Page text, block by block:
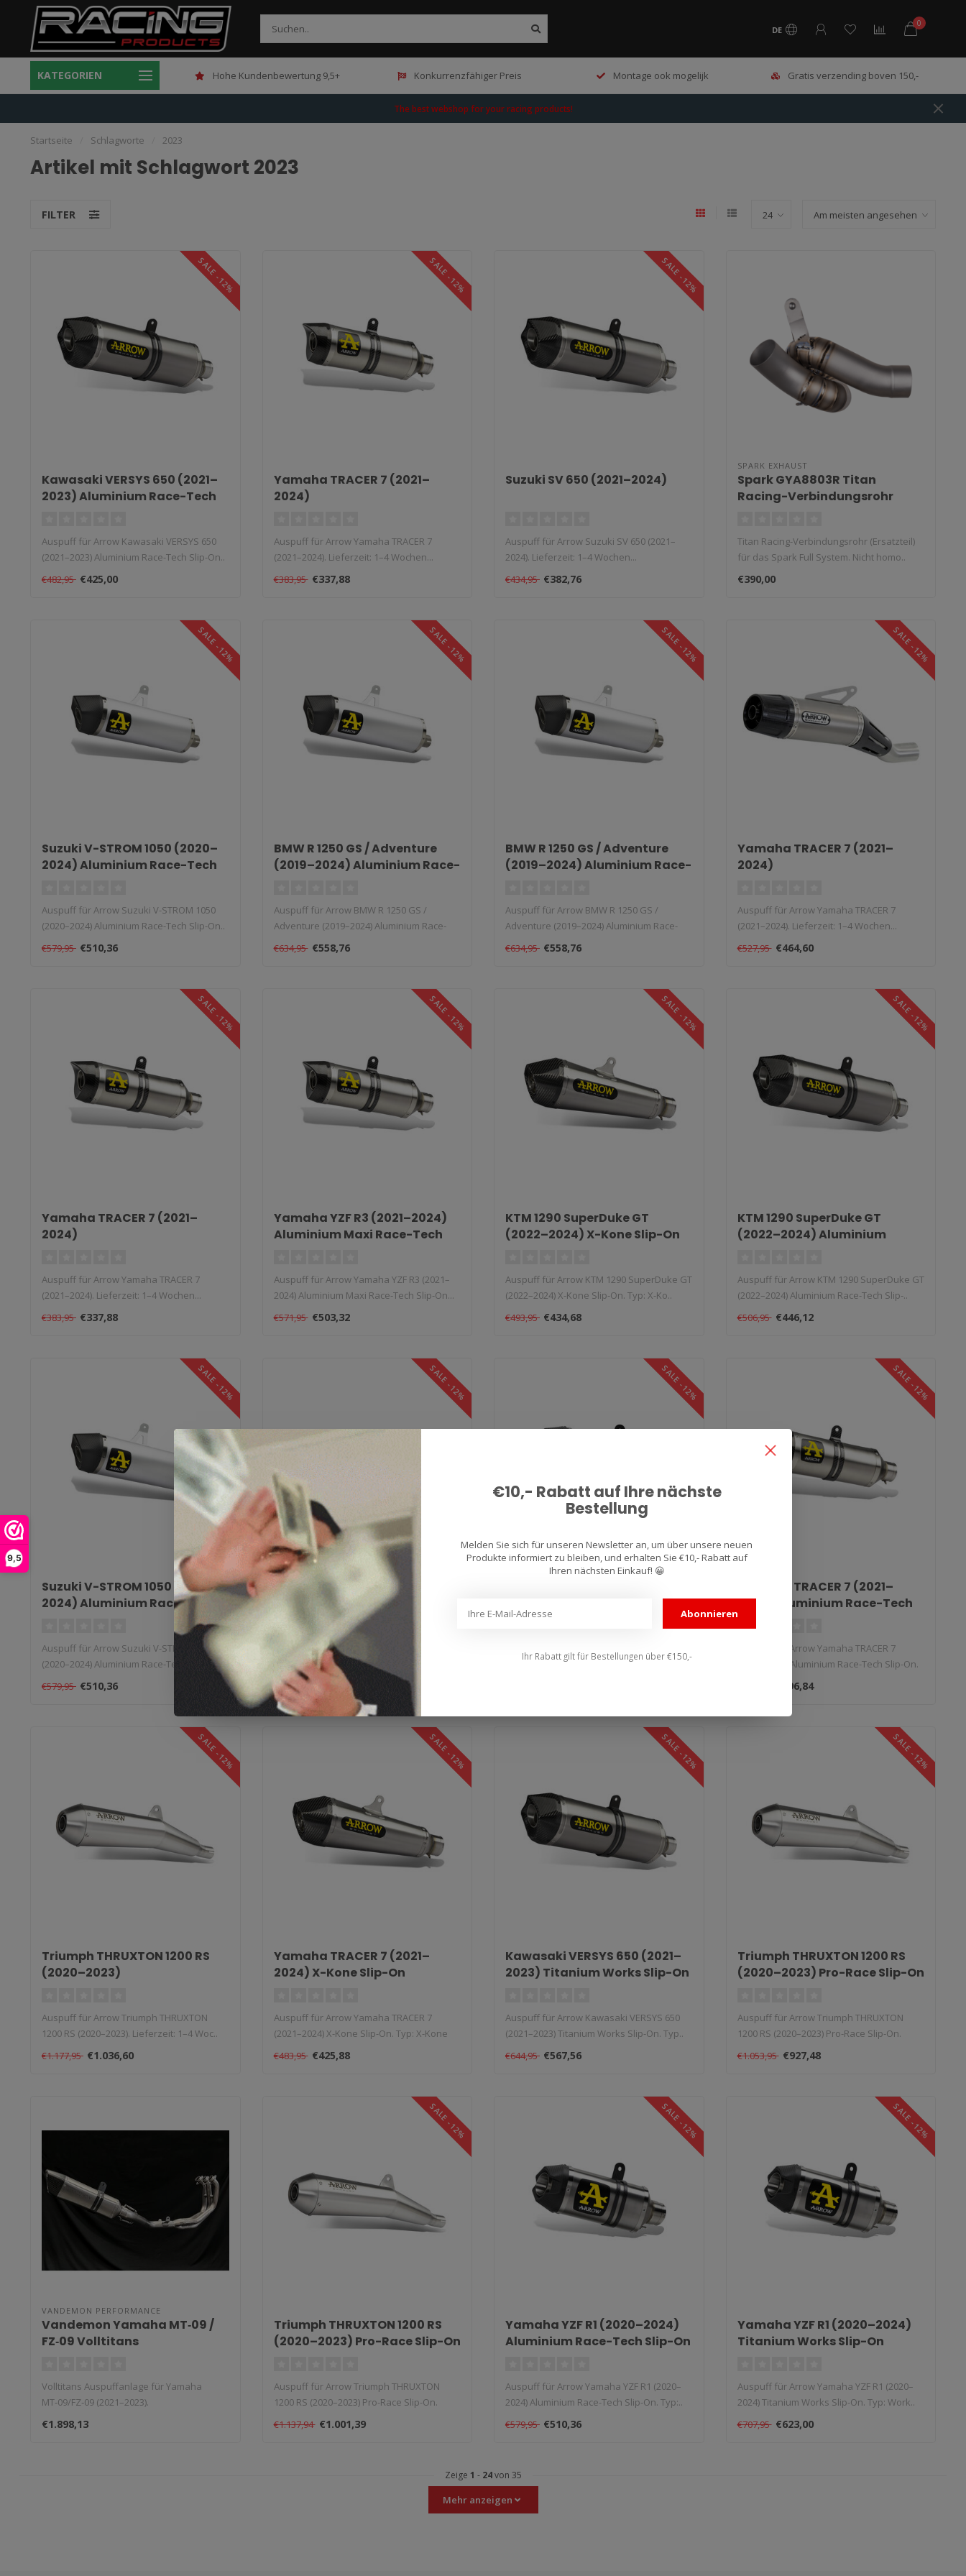
9,5
DE
0
KATEGORIEN
Gratis verzending boven 150,- Hohe Kundenbewertung 9,5+ Konkurrenzfähiger Preis Montage ook mogelijk Gratis verzending boven 150,-
The best webshop for your racing products!
Startseite Schlagworte 2023
Artikel mit Schlagwort 2023
FILTER
SALE -12%
Kawasaki VERSYS 650 (2021–
2023) Aluminium Race-Tech
Auspuff für Arrow Kawasaki VERSYS 650
(2021–2023) Aluminium Race-Tech Slip-On..
€482,95 €425,00
SALE -12%
Yamaha TRACER 7 (2021–
2024)
Auspuff für Arrow Yamaha TRACER 7
(2021–2024). Lieferzeit: 1–4 Wochen...
€383,95 €337,88
SALE -12%
Suzuki SV 650 (2021–2024)
Auspuff für Arrow Suzuki SV 650 (2021–
2024). Lieferzeit: 1–4 Wochen...
€434,95 €382,76
SPARK EXHAUST
Spark GYA8803R Titan
Racing-Verbindungsrohr
MT-07 / Tracer 7 / XSR700
Titan Racing-Verbindungsrohr (Ersatzteil)
für das Spark Full System. Nicht homo..
€390,00
SALE -12%
Suzuki V-STROM 1050 (2020–
2024) Aluminium Race-Tech
Auspuff für Arrow Suzuki V-STROM 1050
(2020–2024) Aluminium Race-Tech Slip-On..
€579,95 €510,36
SALE -12%
BMW R 1250 GS / Adventure
(2019–2024) Aluminium Race-
Auspuff für Arrow BMW R 1250 GS /
Adventure (2019–2024) Aluminium Race-
€634,95 €558,76
SALE -12%
BMW R 1250 GS / Adventure
(2019–2024) Aluminium Race-
Auspuff für Arrow BMW R 1250 GS /
Adventure (2019–2024) Aluminium Race-
€634,95 €558,76
SALE -12%
Yamaha TRACER 7 (2021–
2024)
Auspuff für Arrow Yamaha TRACER 7
(2021–2024). Lieferzeit: 1–4 Wochen...
€527,95 €464,60
SALE -12%
Yamaha TRACER 7 (2021–
2024)
Auspuff für Arrow Yamaha TRACER 7
(2021–2024). Lieferzeit: 1–4 Wochen...
€383,95 €337,88
SALE -12%
Yamaha YZF R3 (2021–2024)
Aluminium Maxi Race-Tech
Auspuff für Arrow Yamaha YZF R3 (2021–
2024) Aluminium Maxi Race-Tech Slip-On...
€571,95 €503,32
SALE -12%
KTM 1290 SuperDuke GT
(2022–2024) X-Kone Slip-On
Auspuff für Arrow KTM 1290 SuperDuke GT
(2022–2024) X-Kone Slip-On. Typ: X-Ko..
€493,95 €434,68
SALE -12%
KTM 1290 SuperDuke GT
(2022–2024) Aluminium
Auspuff für Arrow KTM 1290 SuperDuke GT
(2022–2024) Aluminium Race-Tech Slip-..
€506,95 €446,12
SALE -12%
Suzuki V-STROM 1050 (2020–
2024) Aluminium Race-Tech
Auspuff für Arrow Suzuki V-STROM 1050
(2020–2024) Aluminium Race-Tech Slip-On..
€579,95 €510,36
SALE -12%
Honda CBR 650 R (2019–2023)
dB-Killer
Auspuff für Arrow Honda CBR 650 R (2019–
2023) dB-Killer. Typ: dB-Killer Baffl..
€61,95
€54,52
SALE -12%
Aluminium Race-Tech Slip-On
2024) Aluminium Race-Tech Slip-On. Typ:..
SALE -12%
Yamaha TRACER 7 (2021–
2024) Aluminium Race-Tech
Slip-On
Auspuff für Arrow Yamaha TRACER 7
(2021–2024) Aluminium Race-Tech Slip-On.
€396,84
SALE -12%
Triumph THRUXTON 1200 RS
(2020–2023)
Auspuff für Arrow Triumph THRUXTON
1200 RS (2020–2023). Lieferzeit: 1–4 Woc..
€1.177,95 €1.036,60
SALE -12%
Yamaha TRACER 7 (2021–
2024) X-Kone Slip-On
Auspuff für Arrow Yamaha TRACER 7
(2021–2024) X-Kone Slip-On. Typ: X-Kone
€483,95 €425,88
SALE -12%
Kawasaki VERSYS 650 (2021–
2023) Titanium Works Slip-On
Auspuff für Arrow Kawasaki VERSYS 650
(2021–2023) Titanium Works Slip-On. Typ..
€644,95 €567,56
SALE -12%
Triumph THRUXTON 1200 RS
(2020–2023) Pro-Race Slip-On
Auspuff für Arrow Triumph THRUXTON
1200 RS (2020–2023) Pro-Race Slip-On.
€1.053,95 €927,48
VANDEMON PERFORMANCE
Vandemon Yamaha MT‑09 /
FZ‑09 Volltitans
Volltitans Auspuffanlage für Yamaha
MT‑09/FZ‑09 (2021–2023).
€1.898,13
SALE -12%
Triumph THRUXTON 1200 RS
(2020–2023) Pro-Race Slip-On
Auspuff für Arrow Triumph THRUXTON
1200 RS (2020–2023) Pro-Race Slip-On.
€1.137,94 €1.001,39
SALE -12%
Yamaha YZF R1 (2020–2024)
Aluminium Race-Tech Slip-On
Auspuff für Arrow Yamaha YZF R1 (2020–
2024) Aluminium Race-Tech Slip-On. Typ:..
€579,95 €510,36
SALE -12%
Yamaha YZF R1 (2020–2024)
Titanium Works Slip-On
Auspuff für Arrow Yamaha YZF R1 (2020–
2024) Titanium Works Slip-On. Typ: Work..
€707,95 €623,00
Zeige 1 - 24von 35
Mehr anzeigen
€10,- Rabatt auf Ihre nächste
Bestellung
Melden Sie sich für unseren Newsletter an, um über unsere neuen
Produkte informiert zu bleiben, und erhalten Sie €10,- Rabatt auf
Ihren nächsten Einkauf! 😀
Abonnieren
Ihr Rabatt gilt für Bestellungen über €150,-